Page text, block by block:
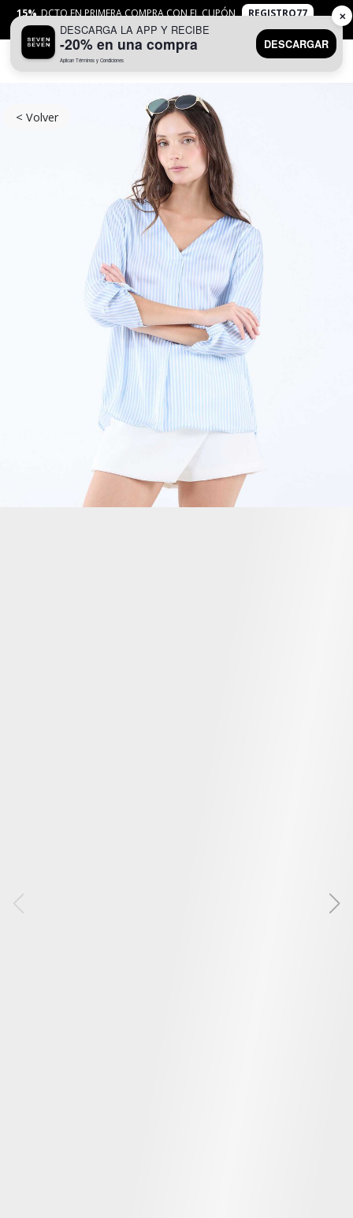
15% DCTO EN PRIMERA COMPRA CON EL CUPÓN
REGISTRO77
APLICANTYC
< Volver
DESCARGA LA APP Y RECIBE
-20% en una compra
Aplican Términos y Condiciones
DESCARGAR
✕